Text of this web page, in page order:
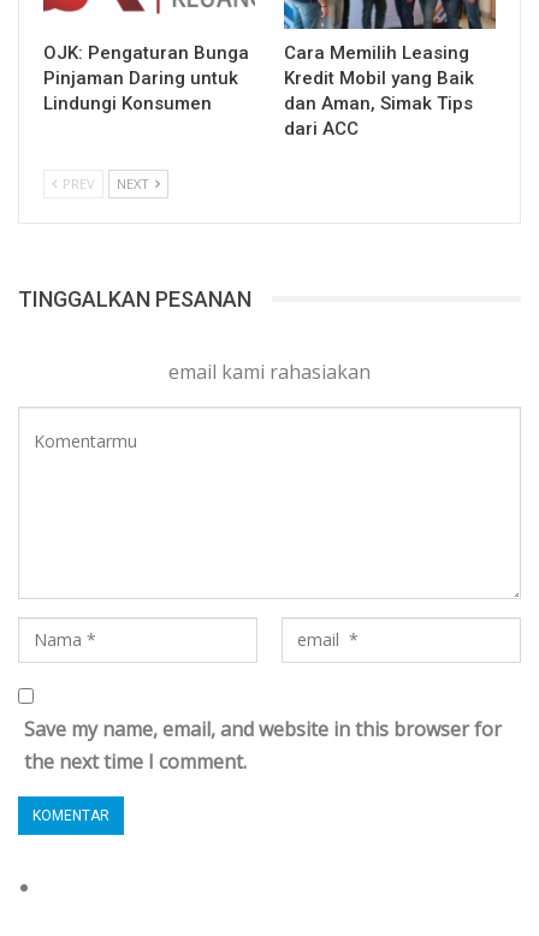
OJK: Pengaturan Bunga
Pinjaman Daring untuk
Lindungi Konsumen
Cara Memilih Leasing
Kredit Mobil yang Baik
dan Aman, Simak Tips
dari ACC
PREV NEXT
TINGGALKAN PESANAN
email kami rahasiakan
Save my name, email, and website in this browser for
the next time I comment.